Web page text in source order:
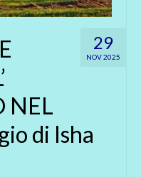
29
NOV 2025
NEL
di Isha